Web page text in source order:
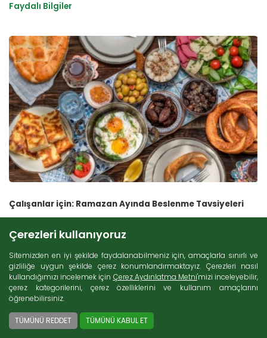
Faydalı Bilgiler
Çalışanlar için: Ramazan Ayında Beslenme Tavsiyeleri
Çerezleri kullanıyoruz
Sitemizden en iyi şekilde faydalanabilmeniz için, amaçlarla sınırlı ve
gizliliğe uygun şekilde çerez konumlandırmaktayız. Çerezleri nasıl
kullandığımızı incelemek için Çerez Aydınlatma Metni'mizi inceleyebilir,
çerez kategorilerini, çerez özelliklerini ve kullanım amaçlarını
öğrenebilirsiniz.
TÜMÜNÜ REDDET TÜMÜNÜ KABUL ET